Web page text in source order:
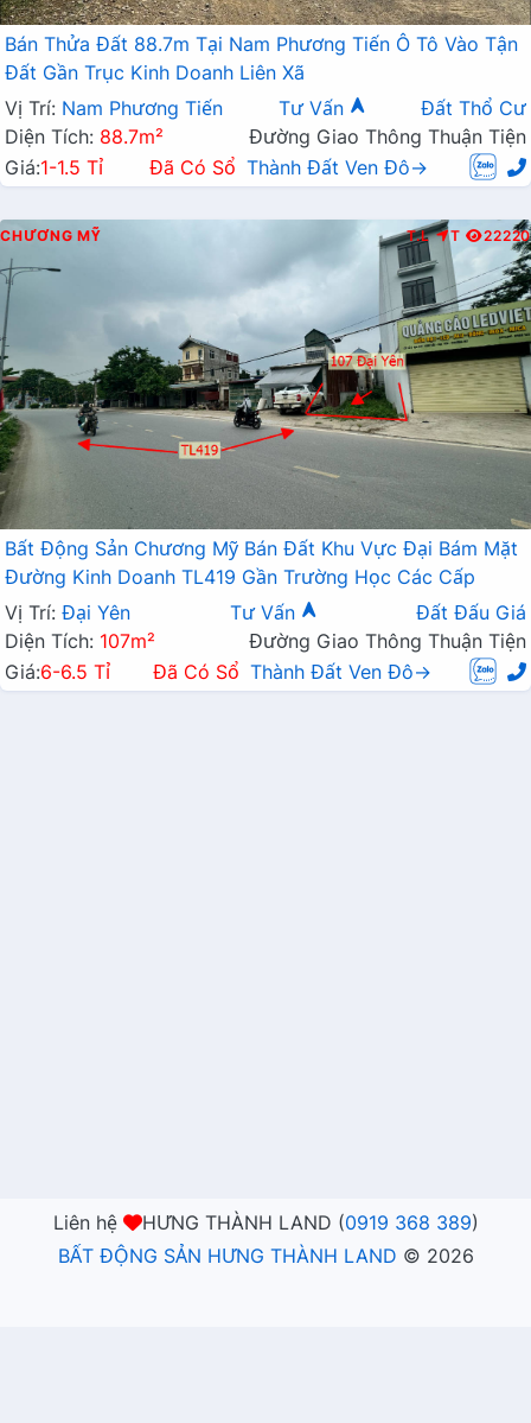
Bán Thửa Đất 88.7m Tại Nam Phương Tiến Ô Tô Vào Tận
Đất Gần Trục Kinh Doanh Liên Xã
Vị Trí: Nam Phương Tiến Tư Vấn
Đất Thổ Cư
Diện Tích: 88.7m²
Đường Giao Thông Thuận Tiện
Giá:1-1.5 Tỉ Đã Có Sổ Thành Đất Ven Đô→
CHƯƠNG MỸ T.L T 22220
Bất Động Sản Chương Mỹ Bán Đất Khu Vực Đại Bám Mặt
Đường Kinh Doanh TL419 Gần Trường Học Các Cấp
Vị Trí: Đại Yên Tư Vấn
Đất Đấu Giá
Diện Tích: 107m²
Đường Giao Thông Thuận Tiện
Giá:6-6.5 Tỉ Đã Có Sổ Thành Đất Ven Đô→
Liên hệ HƯNG THÀNH LAND (0919 368 389)
BẤT ĐỘNG SẢN HƯNG THÀNH LAND © 2026